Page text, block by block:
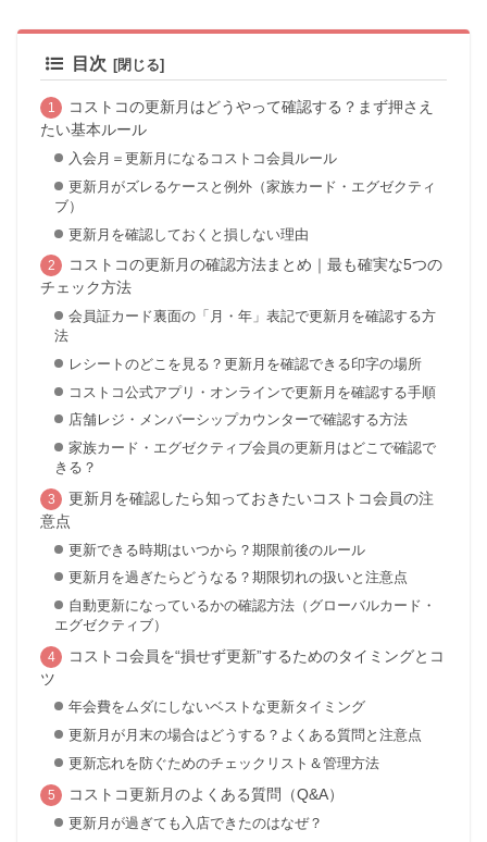
目次
コストコの更新月はどうやって確認する？まず押さえ
たい基本ルール
入会月＝更新月になるコストコ会員ルール
更新月がズレるケースと例外（家族カード・エグゼクティ
ブ）
更新月を確認しておくと損しない理由
コストコの更新月の確認方法まとめ｜最も確実な5つの
チェック方法
会員証カード裏面の「月・年」表記で更新月を確認する方
法
レシートのどこを見る？更新月を確認できる印字の場所
コストコ公式アプリ・オンラインで更新月を確認する手順
店舗レジ・メンバーシップカウンターで確認する方法
家族カード・エグゼクティブ会員の更新月はどこで確認で
きる？
更新月を確認したら知っておきたいコストコ会員の注
意点
更新できる時期はいつから？期限前後のルール
更新月を過ぎたらどうなる？期限切れの扱いと注意点
自動更新になっているかの確認方法（グローバルカード・
エグゼクティブ）
コストコ会員を“損せず更新”するためのタイミングとコ
ツ
年会費をムダにしないベストな更新タイミング
更新月が月末の場合はどうする？よくある質問と注意点
更新忘れを防ぐためのチェックリスト＆管理方法
コストコ更新月のよくある質問（Q&A）
更新月が過ぎても入店できたのはなぜ？